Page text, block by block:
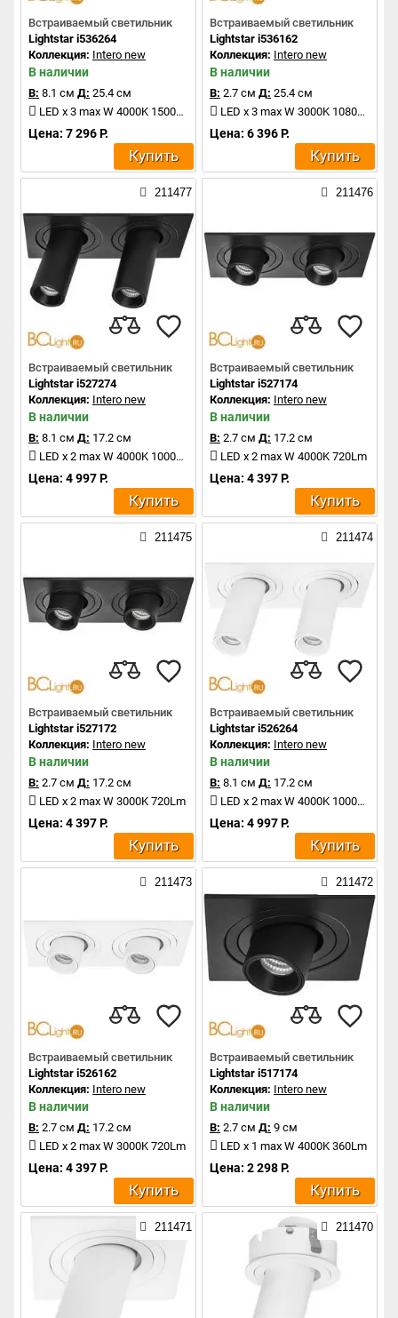
Встраиваемый светильник
Lightstar i536264
Коллекция: Intero new
В наличии
В: 8.1 см Д: 25.4 см
LED x 3 max W 4000K 1500Lm
Цена: 7 296 Р.
Купить
Встраиваемый светильник
Lightstar i536162
Коллекция: Intero new
В наличии
В: 2.7 см Д: 25.4 см
LED x 3 max W 3000K 1080Lm
Цена: 6 396 Р.
Купить
211477
Встраиваемый светильник
Lightstar i527274
Коллекция: Intero new
В наличии
В: 8.1 см Д: 17.2 см
LED x 2 max W 4000K 1000Lm
Цена: 4 997 Р.
Купить
211476
Встраиваемый светильник
Lightstar i527174
Коллекция: Intero new
В наличии
В: 2.7 см Д: 17.2 см
LED x 2 max W 4000K 720Lm
Цена: 4 397 Р.
Купить
211475
Встраиваемый светильник
Lightstar i527172
Коллекция: Intero new
В наличии
В: 2.7 см Д: 17.2 см
LED x 2 max W 3000K 720Lm
Цена: 4 397 Р.
Купить
211474
Встраиваемый светильник
Lightstar i526264
Коллекция: Intero new
В наличии
В: 8.1 см Д: 17.2 см
LED x 2 max W 4000K 1000Lm
Цена: 4 997 Р.
Купить
211473
Встраиваемый светильник
Lightstar i526162
Коллекция: Intero new
В наличии
В: 2.7 см Д: 17.2 см
LED x 2 max W 3000K 720Lm
Цена: 4 397 Р.
Купить
211472
Встраиваемый светильник
Lightstar i517174
Коллекция: Intero new
В наличии
В: 2.7 см Д: 9 см
LED x 1 max W 4000K 360Lm
Цена: 2 298 Р.
Купить
211471 211470